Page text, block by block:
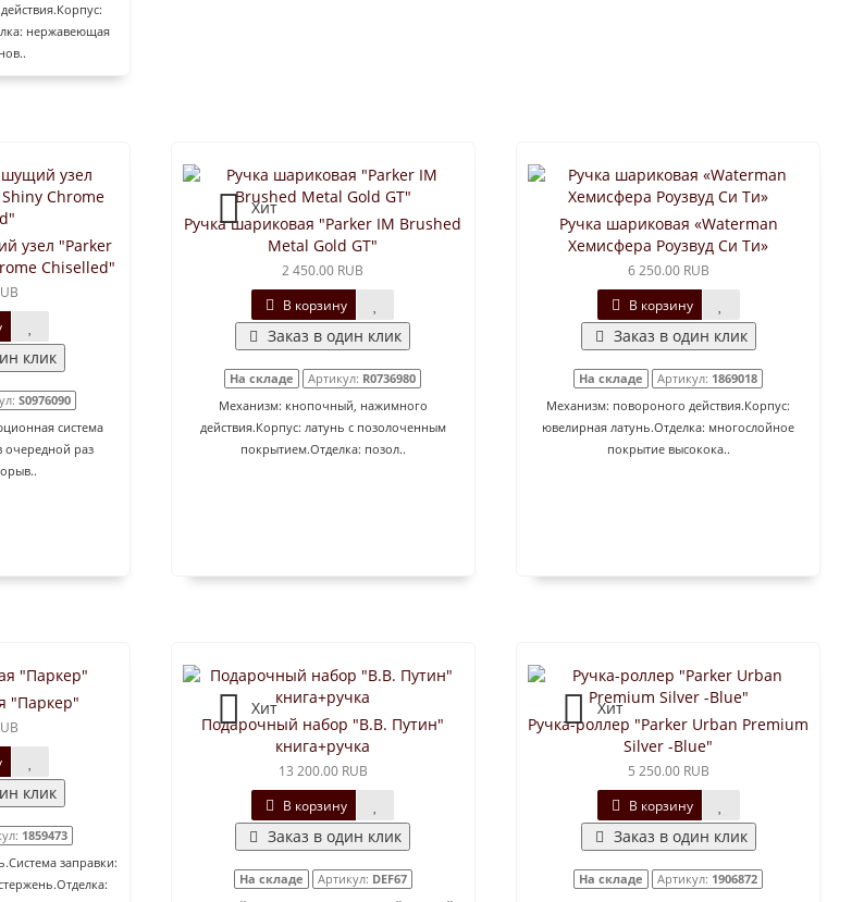
нержавеющая
узел "Parker
Chiselled"
клик
S0976090
система
очередной раз
Хит
Ручка шариковая "Parker IM Brushed
Metal Gold GT"
2 450.00 RUB
В корзину
Заказ в один клик
На складе Артикул: R0736980
Механизм: кнопочный, нажимного
действия.Корпус: латунь с позолоченным
покрытием.Отделка: позол..
Ручка шариковая «Waterman
Хемисфера Роузвуд Си Ти»
6 250.00 RUB
В корзину
Заказ в один клик
На складе Артикул: 1869018
Механизм: повороного действия.Корпус:
ювелирная латунь.Отделка: многослойное
покрытие высокока..
"Паркер"
клик
1859473
заправки:
Хит
Подарочный набор "В.В. Путин"
книга+ручка
13 200.00 RUB
В корзину
Заказ в один клик
На складе Артикул: DEF67
Хит
Ручка-роллер "Parker Urban Premium
Silver -Blue"
5 250.00 RUB
В корзину
Заказ в один клик
На складе Артикул: 1906872